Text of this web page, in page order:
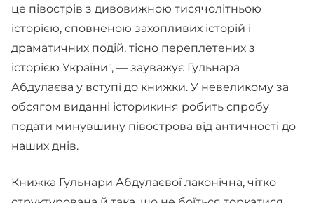
це півострів з дивовижною тисячолітньою
історією, сповненою захопливих історій і
драматичних подій, тісно переплетених з
історією України", — зауважує Гульнара
Абдулаєва у вступі до книжки. У невеликому за
обсягом виданні історикиня робить спробу
подати минувшину півострова від античності до
наших днів.
Книжка Гульнари Абдулаєвої лаконічна, чітко